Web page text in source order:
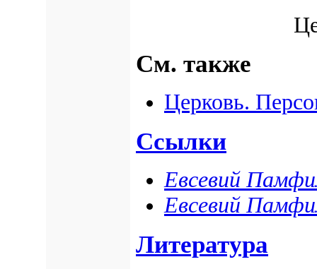
См. также
Церковь.
Ссылки
Евсевий
Евсевий
Литература